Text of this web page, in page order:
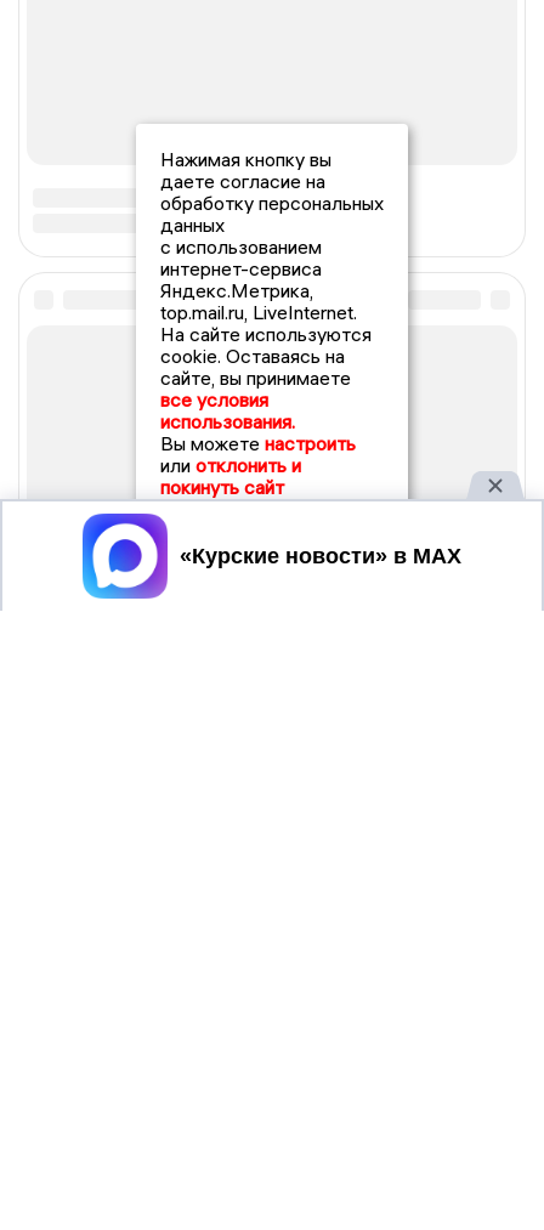
Нажимая кнопку вы
даете согласие на
обработку персональных
данных
с использованием
интернет-сервиса
Яндекс.Метрика,
top.mail.ru, LiveInternet.
На сайте используются
cookie. Оставаясь на
сайте, вы принимаете
все условия
использования.
Вы можете настроить
или отклонить и
покинуть сайт
Принять